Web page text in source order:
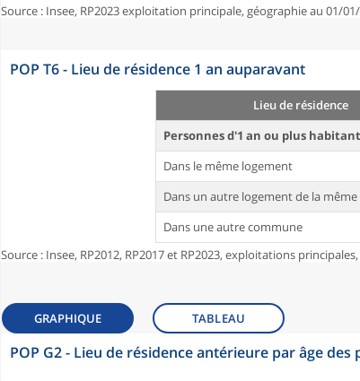
Source : Insee, RP2023 exploitation principale, géographie au 01/
POP T6 - Lieu de résidence 1 an auparavant
Lieu de résidence
Personnes d'1 an ou plus
Dans le même logement
Dans un autre logement de la
Dans une autre commune
Source : Insee, RP2012, RP2017 et RP2023, exploitations
GRAPHIQUE TABLEAU
POP G2 - Lieu de résidence antérieure par âge